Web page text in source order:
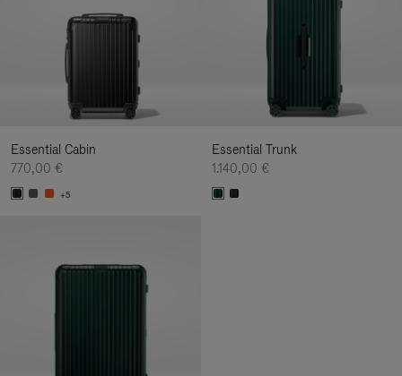
Essential Cabin
770,00 €
+5
Essential Trunk
1.140,00 €